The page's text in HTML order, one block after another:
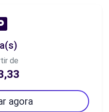
de
agora